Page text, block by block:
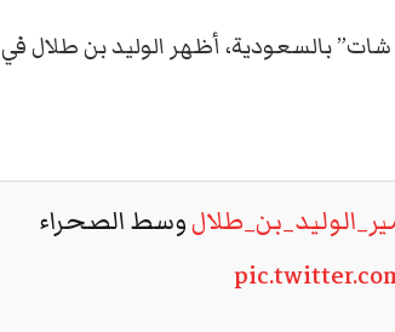
بالسعودية، أظهر الوليد بن طلال في
وسط الصحراء